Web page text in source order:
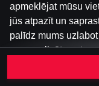
apmeklējat mūsu
jūs atpazīt un
palīdz mums
personalizētu
Sīkdatnes var būt